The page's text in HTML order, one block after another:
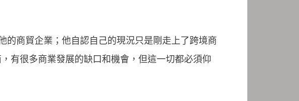
商貿企業；他自認自己的現況只是剛走上了跨境商
有很多商業發展的缺口和機會，但這一切都必須仰